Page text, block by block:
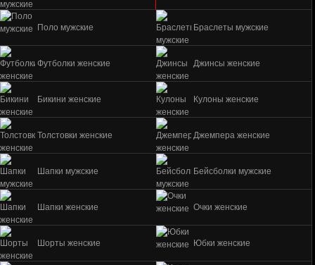
Поло мужские Браслеты мужские
Футболки женские Джинсы женские
Бикини женские Кулоны женские
Толстовки женские Джемпера женские
Шапки мужские Бейсболки мужские
Шапки женские Очки женские
Шорты женские Юбки женские